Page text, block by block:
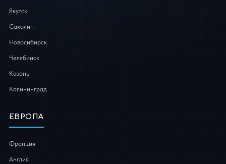
Якутск
Сахалин
Новосибирск
Челябинск
Казань
Калининград
ЕВРОПА
Франция
Англия